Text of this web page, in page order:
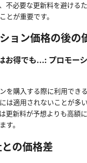
不必要な更新料を避ける
とが重要です。
ョン価格の後の
お得でも…: プロモー
を購入する際に利用でき
は適用されないことが多
更新料が予想よりも高額
す。
の価格差